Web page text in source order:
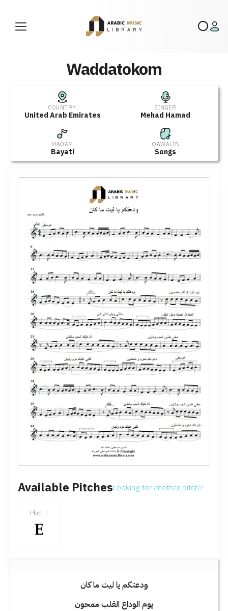
Waddatokom
COUNTRY
United Arab Emirates
SINGER
Mehad Hamad
MAQAM
Bayati
QAWALIB
Songs
Available PitchesLooking for another pitch?
Pitch E
ودعتكم يا ليت ما كان
يوم الوداع القلب ممحون